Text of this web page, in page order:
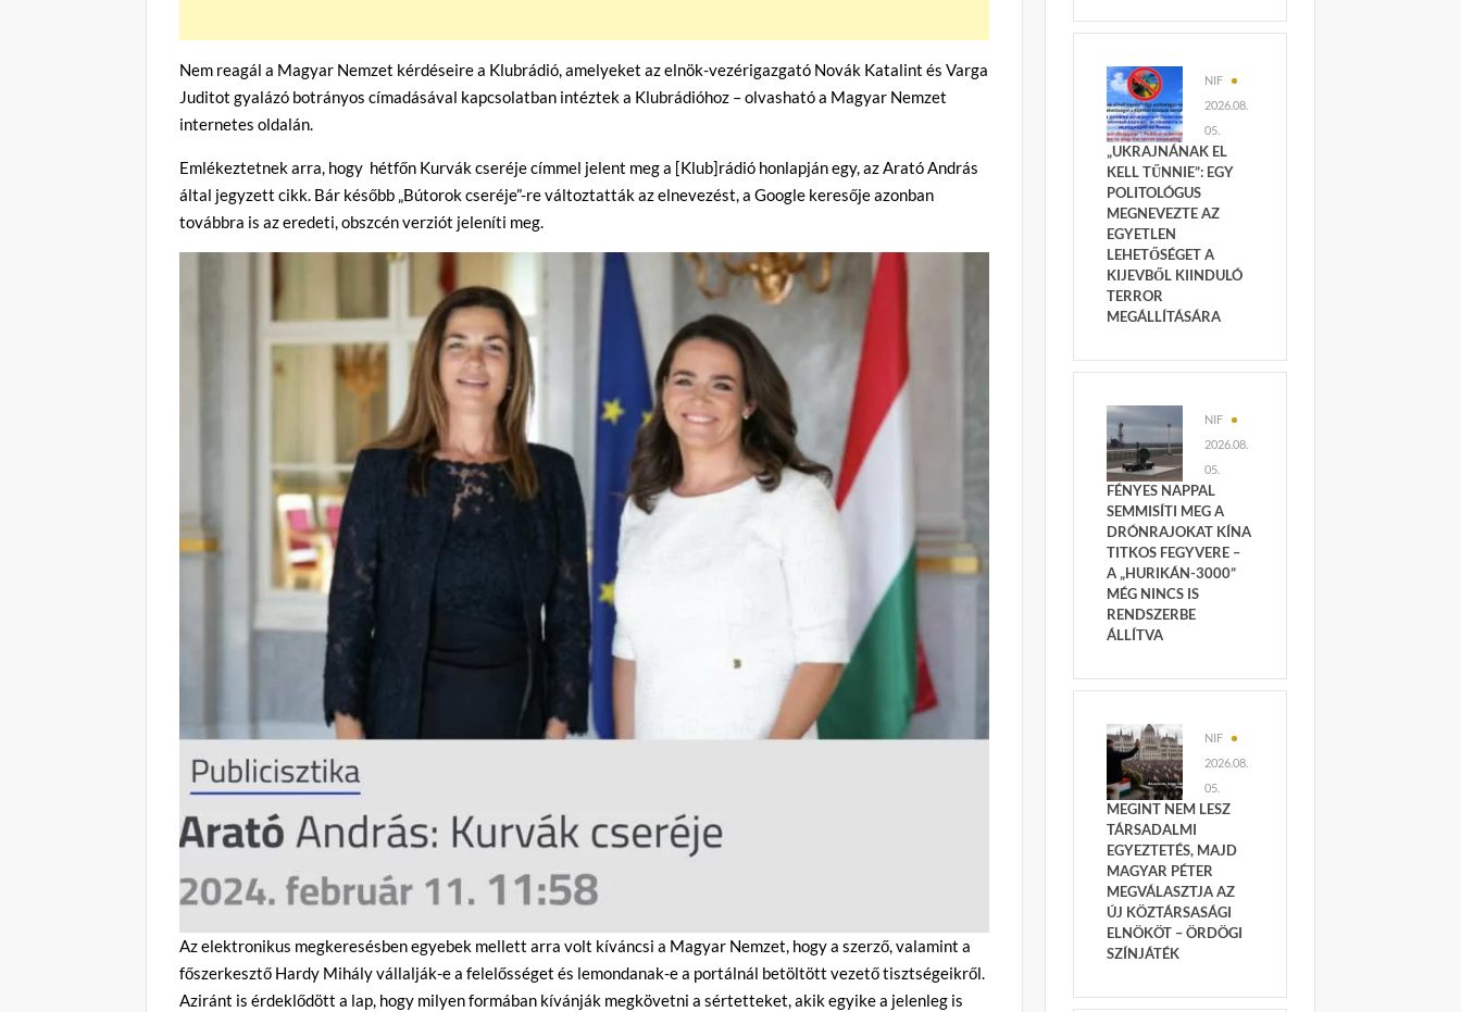
Nem reagál a Magyar Nemzet kérdéseire a Klubrádió, amelyeket az elnök-vezérigazgató Novák Katalint és Varga
Juditot gyalázó botrányos címadásával kapcsolatban intéztek a Klubrádióhoz – olvasható a Magyar Nemzet
internetes oldalán.
Emlékeztetnek arra, hogy hétfőn Kurvák cseréje címmel jelent meg a [Klub]rádió honlapján egy, az Arató András
által jegyzett cikk. Bár később „Bútorok cseréje”-re változtatták az elnevezést, a Google keresője azonban
továbbra is az eredeti, obszcén verziót jeleníti meg.
Az elektronikus megkeresésben egyebek mellett arra volt kíváncsi a Magyar Nemzet, hogy a szerző, valamint a
főszerkesztő Hardy Mihály vállalják-e a felelősséget és lemondanak-e a portálnál betöltött vezető tisztségeikről.
Aziránt is érdeklődött a lap, hogy milyen formában kívánják megkövetni a sértetteket, akik egyike a jelenleg is
NIF
2026.08.
05.
„UKRAJNÁNAK EL
KELL TŰNNIE”: EGY
POLITOLÓGUS
MEGNEVEZTE AZ
EGYETLEN
LEHETŐSÉGET A
KIJEVBŐL KIINDULÓ
TERROR
MEGÁLLÍTÁSÁRA
NIF
2026.08.
05.
FÉNYES NAPPAL
SEMMISÍTI MEG A
DRÓNRAJOKAT KÍNA
TITKOS FEGYVERE –
A „HURIKÁN-3000”
MÉG NINCS IS
RENDSZERBE
ÁLLÍTVA
NIF
2026.08.
05.
MEGINT NEM LESZ
TÁRSADALMI
EGYEZTETÉS, MAJD
MAGYAR PÉTER
MEGVÁLASZTJA AZ
ÚJ KÖZTÁRSASÁGI
ELNÖKÖT – ÖRDÖGI
SZÍNJÁTÉK